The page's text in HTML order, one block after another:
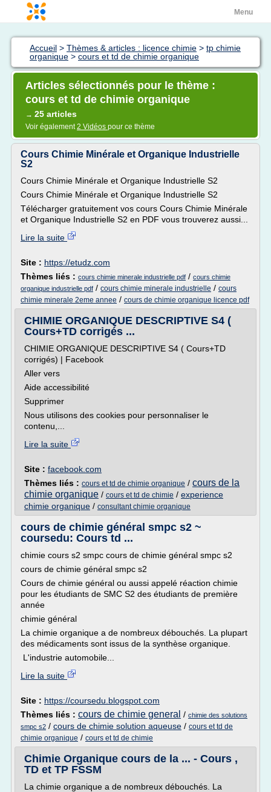
Menu
Accueil > Thèmes & articles : licence chimie > tp chimie
organique > cours et td de chimie organique
Articles sélectionnés pour le thème :
cours et td de chimie organique
→ 25 articles
Voir également2 Vidéos pour ce thème
Cours Chimie Minérale et Organique Industrielle
S2
Cours Chimie Minérale et Organique Industrielle S2
Cours Chimie Minérale et Organique Industrielle S2
Télécharger gratuitement vos cours Cours Chimie Minérale
et Organique Industrielle S2 en PDF vous trouverez aussi...
Lire la suite
Site : https://etudz.com
Thèmes liés : cours chimie minerale industrielle pdf / cours chimie
organique industrielle pdf / cours chimie minerale industrielle / cours
chimie minerale 2eme annee / cours de chimie organique licence pdf
CHIMIE ORGANIQUE DESCRIPTIVE S4 (
Cours+TD corrigés ...
CHIMIE ORGANIQUE DESCRIPTIVE S4 ( Cours+TD
corrigés) | Facebook
Aller vers
Aide accessibilité
Supprimer
Nous utilisons des cookies pour personnaliser le
contenu,...
Lire la suite
Site : facebook.com
Thèmes liés : cours et td de chimie organique / cours de la
chimie organique / cours et td de chimie / experience
chimie organique / consultant chimie organique
cours de chimie général smpc s2 ~
coursedu: Cours td ...
chimie cours s2 smpc cours de chimie général smpc s2
cours de chimie général smpc s2
Cours de chimie général ou aussi appelé réaction chimie
pour les étudiants de SMC S2 des étudiants de première
année
chimie général
La chimie organique a de nombreux débouchés. La plupart
des médicaments sont issus de la synthèse organique.
L'industrie automobile...
Lire la suite
Site : https://coursedu.blogspot.com
Thèmes liés : cours de chimie general / chimie des solutions
smpc s2 / cours de chimie solution aqueuse / cours et td de
chimie organique / cours et td de chimie
Chimie Organique cours de la ... - Cours ,
TD et TP FSSM
La chimie organique a de nombreux débouchés. La